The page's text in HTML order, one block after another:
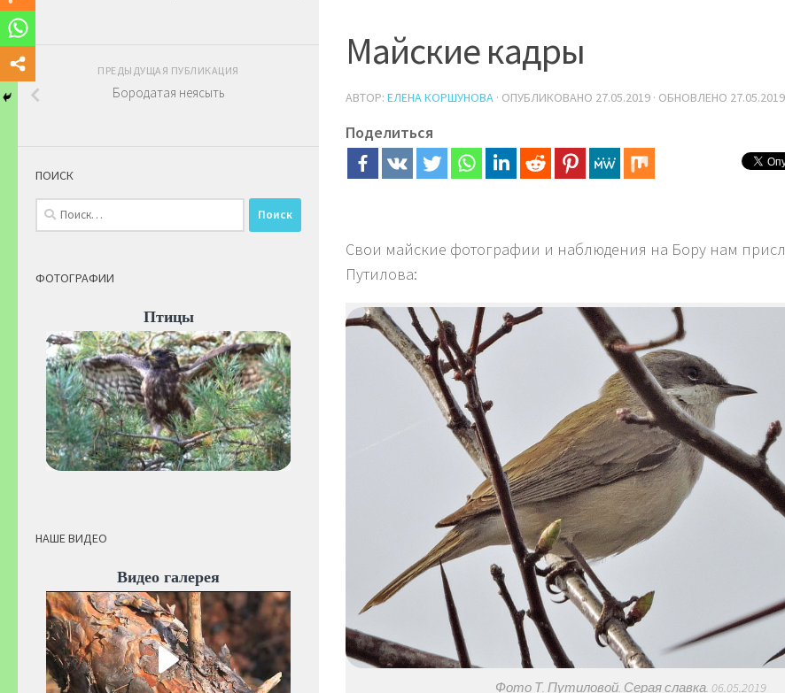
Майские кадры
АВТОР: ЕЛЕНА КОРШУНОВА · ОПУБЛИКОВАНО 27.05.2019 · ОБНОВЛЕНО 27.05.2019
Поделиться
Свои майские фотографии и наблюдения на Бору нам
Путилова:
Фото Т. Путиловой. Серая славка. 06.05.2019
ПРЕДЫДУЩАЯ ПУБЛИКАЦИЯ
Бородатая неясыть
ПОИСК
Найти:
ФОТОГРАФИИ
Птицы
НАШЕ ВИДЕО
Видео галерея